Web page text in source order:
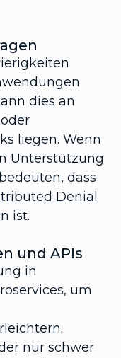
dies an
liegen. Wenn
Unterstützung
dass
Denial
ist.
und APIs
in
um
nur schwer